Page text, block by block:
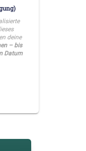
deine
– bis
Datum